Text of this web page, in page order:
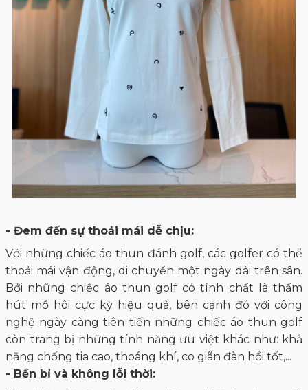
- Đem đến sự thoải mái dễ chịu:
Với những chiếc áo thun đánh golf, các golfer có thể
thoải mái vận động, di chuyển một ngày dài trên sân.
Bởi những chiếc áo thun golf có tính chất là thấm
hút mồ hôi cực kỳ hiệu quả, bên cạnh đó với công
nghệ ngày càng tiên tiến những chiếc áo thun golf
còn trang bị những tính năng ưu việt khác như: khả
năng chống tia cao, thoáng khí, co giãn đàn hồi tốt,...
- Bền bỉ và không lỗi thời: